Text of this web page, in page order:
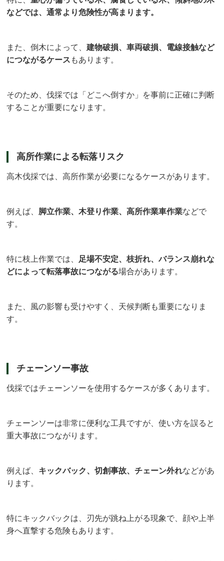
などでは、通常より危険性が高まります。
また、倒木によって、建物破損、車両破損、電線接触など
につながるケース もあります。
そのため、伐採では「どこへ倒すか」を事前に正確に判断
することが重要になります。
高所作業による転落リスク
高木伐採では、高所作業が必要になるケースがあります。
例えば、 脚立作業、木登り作業、高所作業車作業などで
す。
特に枝上作業では、 足場不安定、枝折れ、バランス崩れな
どによって転落事故につながる場合があります。
また、風の影響も受けやすく、天候判断も重要になりま
す。
チェーンソー事故
伐採ではチェーンソーを使用するケースが多くあります。
チェーンソーは非常に便利な工具ですが、使い方を誤ると
重大事故につながります。
例えば、 キックバック、切創事故、チェーン外れなどがあ
ります。
特にキックバックは、刃先が跳ね上がる現象で、顔や上半
身へ直撃する危険もあります。